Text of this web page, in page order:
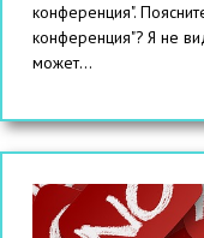
конференция".
конференция"? Я не
может...